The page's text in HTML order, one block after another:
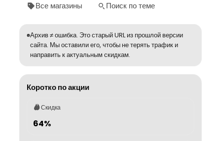
Все магазины Поиск по теме
Архив ≠ ошибка. Это старый URL из прошлой версии
сайта. Мы оставили его, чтобы не терять трафик и
направить к актуальным скидкам.
Коротко по акции
Скидка
64%